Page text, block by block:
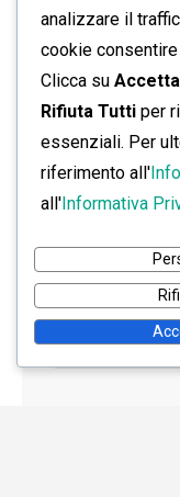
analizzare il
cookie
Clicca su
Rifiuta Tutti per
essenziali. Per
riferimento all'
all'Informativa